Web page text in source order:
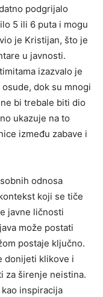
podgrijalo
5 ili 6 puta i mogu
je Kristijan, što je
u javnosti.
izazvalo je
dok su mnogi
bi trebale biti dio
ukazuje na to
između zabave i
odnosa
koji se tiče
javne ličnosti
može postati
postaje ključno.
donijeti klikove i
za širenje neistina.
inspiracija